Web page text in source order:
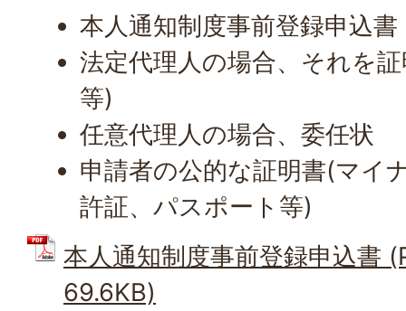
本人通知制度事前登録申込書
法定代理人の場合、それを
等)
任意代理人の場合、委任状
申請者の公的な証明書(マイ
許証、パスポート等)
本人通知制度事前登録申込書
69.6KB)